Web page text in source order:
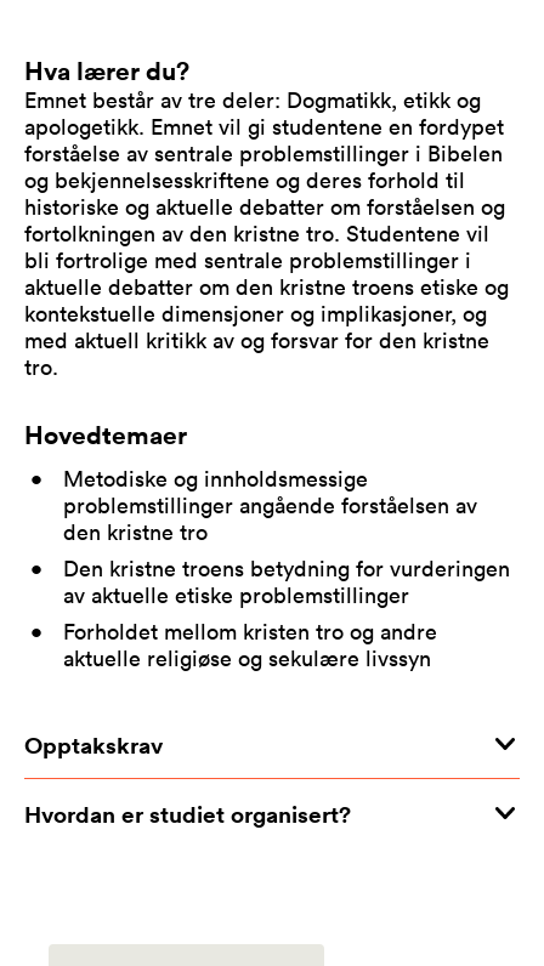
Hva lærer du?
Emnet består av tre deler: Dogmatikk, etikk og
apologetikk. Emnet vil gi studentene en fordypet
forståelse av sentrale problemstillinger i Bibelen
og bekjennelsesskriftene og deres forhold til
historiske og aktuelle debatter om forståelsen og
fortolkningen av den kristne tro. Studentene vil
bli fortrolige med sentrale problemstillinger i
aktuelle debatter om den kristne troens etiske og
kontekstuelle dimensjoner og implikasjoner, og
med aktuell kritikk av og forsvar for den kristne
tro.
Hovedtemaer
Metodiske og innholdsmessige
problemstillinger angående forståelsen av
den kristne tro
Den kristne troens betydning for vurderingen
av aktuelle etiske problemstillinger
Forholdet mellom kristen tro og andre
aktuelle religiøse og sekulære livssyn
Opptakskrav
Hvordan er studiet organisert?